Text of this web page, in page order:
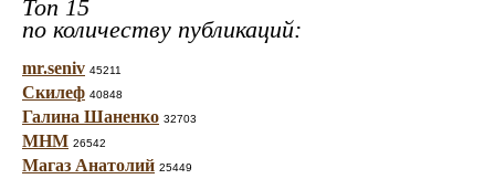
Топ 15
по количеству публикаций:
mr.seniv 45211
Скилеф 40848
Галина Шаненко 32703
МНМ 26542
Магаз Анатолий 25449